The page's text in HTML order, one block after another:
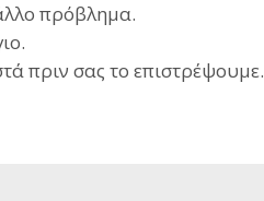
πρόβλημα.
πριν σας το επιστρέψουμε.